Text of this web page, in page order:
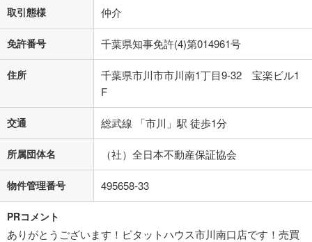
取引態様 仲介
免許番号 千葉県知事免許(4)第014961号
住所
千葉県市川市市川南1丁目9-32 宝楽ビル1
F
交通 総武線 「市川」駅 徒歩1分
所属団体名 （社）全日本不動産保証協会
物件管理番号 495658-33
PRコメント
ありがとうございます！ピタットハウス市川南口店です！売買